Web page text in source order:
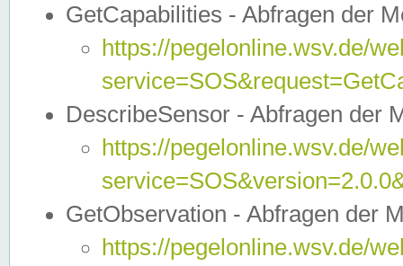
GetCapabilities - Abfragen der
https://pegelonline.wsv.de/
DescribeSensor - Abfragen der
https://pegelonline.wsv.de/
GetObservation - Abfragen der
https://pegelonline.wsv.de/